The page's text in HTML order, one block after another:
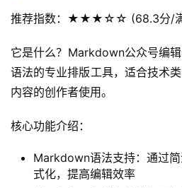
推荐指数：★★★☆☆ (68.3分/
它是什么？Markdown公众号编
语法的专业排版工具，适合技术
内容的创作者使用。
核心功能介绍：
Markdown语法支持：通过
式化，提高编辑效率